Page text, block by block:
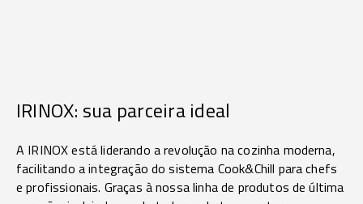
IRINOX: sua parceira ideal
A IRINOX está liderando a revolução na cozinha moderna,
facilitando a integração do sistema Cook&Chill para chefs
e profissionais. Graças à nossa linha de produtos de última